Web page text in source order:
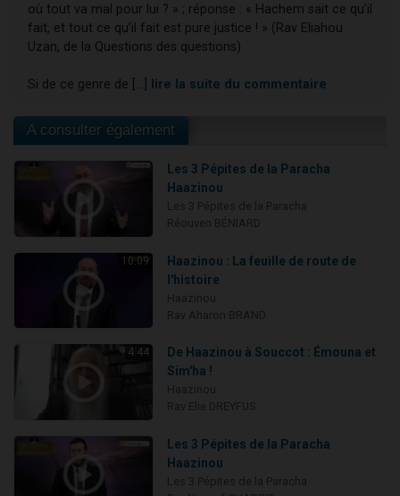
où tout va mal pour lui ? » ; réponse : « Hachem sait ce qu’il
fait, et tout ce qu’il fait est pure justice ! » (Rav Eliahou
Uzan, de la Questions des questions)
Si de ce genre de [...] lire la suite du commentaire
A consulter également
Les 3 Pépites de la Paracha
Haazinou
10:09
Haazinou : La feuille de route de
l'histoire
4:44
De Haazinou à Souccot : Émouna et
Sim'ha !
Les 3 Pépites de la Paracha
Haazinou